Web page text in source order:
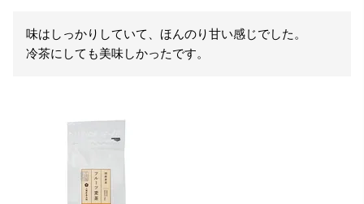
味はしっかりしていて、ほんのり甘い感じでした。
冷茶にしても美味しかったです。